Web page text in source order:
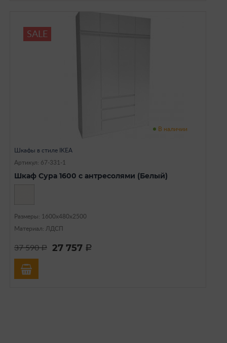
SALE
В наличии
Шкафы в стиле IKEA
Артикул: 67-331-1
Шкаф Сура 1600 с антресолями (Белый)
Размеры: 1600х480х2500
Материал: ЛДСП
37 590a 27 757 a